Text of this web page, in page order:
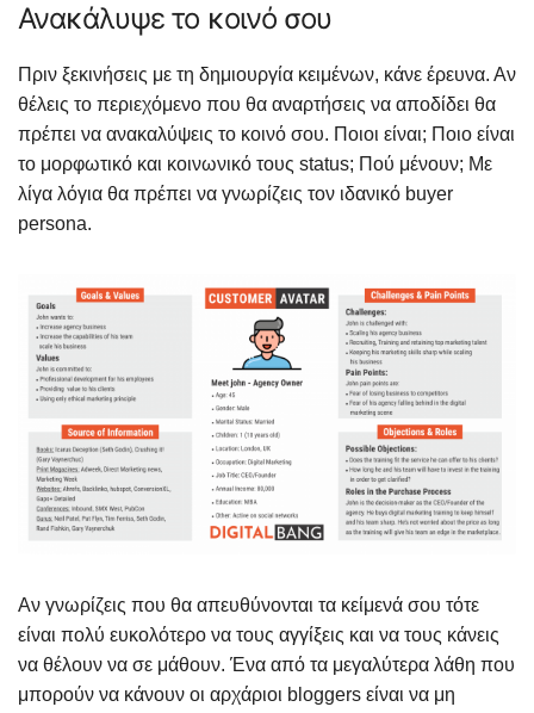
Ανακάλυψε το κοινό σου
Πριν ξεκινήσεις με τη δημιουργία κειμένων, κάνε έρευνα. Αν
θέλεις το περιεχόμενο που θα αναρτήσεις να αποδίδει θα
πρέπει να ανακαλύψεις το κοινό σου. Ποιοι είναι; Ποιο είναι
το μορφωτικό και κοινωνικό τους status; Πού μένουν; Με
λίγα λόγια θα πρέπει να γνωρίζεις τον ιδανικό buyer
persona.
Αν γνωρίζεις που θα απευθύνονται τα κείμενά σου τότε
είναι πολύ ευκολότερο να τους αγγίξεις και να τους κάνεις
να θέλουν να σε μάθουν. Ένα από τα μεγαλύτερα λάθη που
μπορούν να κάνουν οι αρχάριοι bloggers είναι να μη